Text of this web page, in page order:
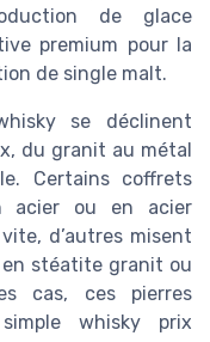
de glace
premium pour la
de single malt.
se déclinent
du granit au métal
Certains coffrets
acier ou en acier
d’autres misent
en stéatite granit ou
cas, ces pierres
whisky prix